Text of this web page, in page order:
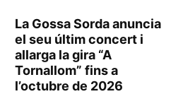
La Gossa Sorda anuncia
el seu últim concert i
allarga la gira “A
Tornallom” fins a
l’octubre de 2026